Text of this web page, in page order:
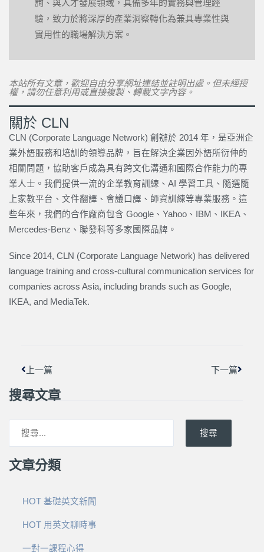
詢、與人才發展領域，具備多年的實務與管理經
驗，致力於將深厚的產業洞察轉化為兼具專業性與
實用性的職場解決方案。
本站所有文章，歡迎自由分享網址連結並註明出處。但未經授
權，請勿任意利用或直接複製、轉載文字內容。
關於 CLN
CLN (Corporate Language Network) 創辦於 2014 年，是亞洲企
業外語服務和培訓的領導品牌，旨在解決企業因外語所衍伸的
相關問題，協助客戶成為具有跨文化溝通和國際合作能力的專
業人士。我們提供一流的企業教育訓練、AI 學習工具、隨選隨
上家教平台、文件翻譯、會議口譯、師資訓練等專業服務。這
些年來，我們的合作廠商包含 Google、Yahoo、IBM、IKEA、
Mercedes-Benz、聯發科等多家國際品牌。
Since 2014, CLN (Corporate Language Network) has delivered
language training and cross-cultural communication services for
companies across Asia, including brands such as Google,
IKEA, and MediaTek.
上一篇 下一篇
搜尋文章
搜尋
文章分類
HOT 基礎英文新聞
HOT 用英文聊時事
一對一課程心得